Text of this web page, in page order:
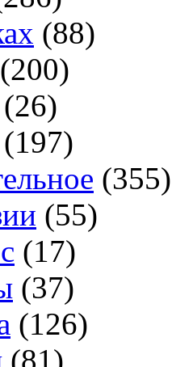
(88)
(200)
(26)
(197)
(355)
(55)
(17)
(37)
(126)
(81)